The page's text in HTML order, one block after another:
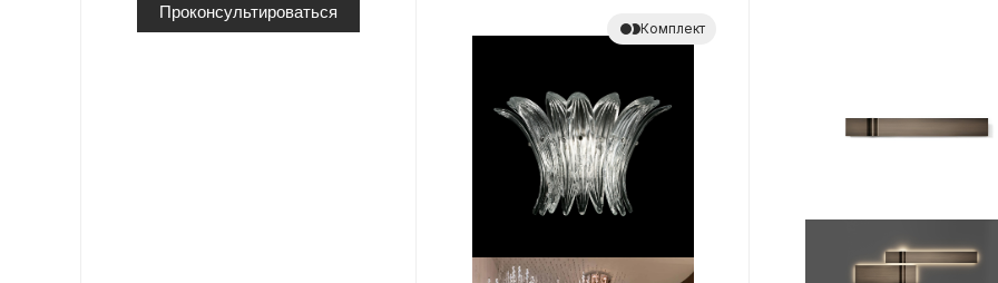
Проконсультироваться
Комплект